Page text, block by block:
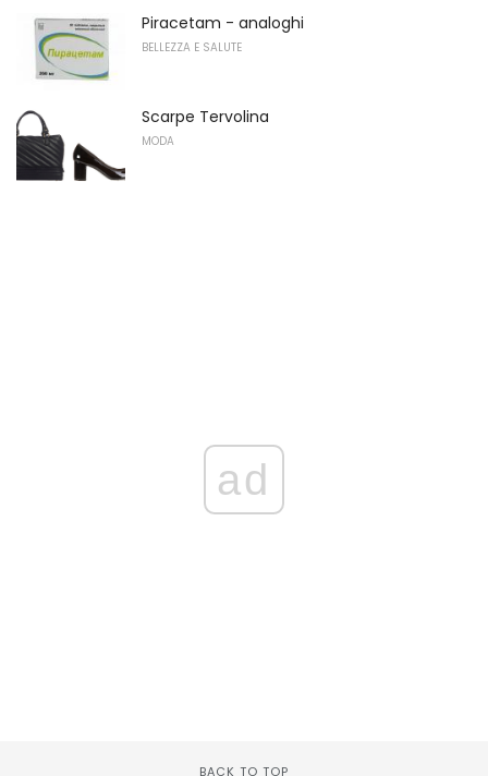
Piracetam - analoghi
BELLEZZA E SALUTE
Scarpe Tervolina
MODA
ad
BACK TO TOP